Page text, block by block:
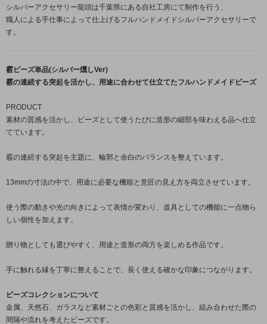
シルバーアクセサリー龍頭は千葉県にある自社工房にて制作を行う、
職人による手仕事によって仕上げるフルハンドメイドシルバーアクセサリーで
す。
霰ビーズ単品(シルバー燻しVer)
霰の連続する突起を活かし、用途に合わせて仕立てたフルハンドメイドビーズ
PRODUCT
素材の質感を活かし、ビーズとして使うたびに造形の細部を味わえる品へ仕立
てています。
霰の連続する突起を主題に、輪郭と余白のバランスを整えています。
13mmの寸法の中で、用途に必要な機能と意匠の見え方を両立させています。
使う際の動きや光の向きによって表情が変わり、道具としての機能に一点物ら
しい個性を加えます。
贈り物としても選びやすく、用途と造形の両方を楽しめる作品です。
手に触れる縁を丁寧に整えることで、長く使える確かな印象につながります。
ビーズコレクションについて
金属、天然石、ガラスなど素材ごとの色彩と質感を活かし、組み合わせた際の
間隔や流れを考えたビーズです。